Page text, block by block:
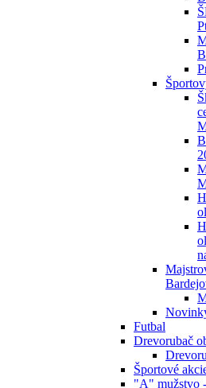
Futbal
Drevorubač
Športové
"A" mužstvo